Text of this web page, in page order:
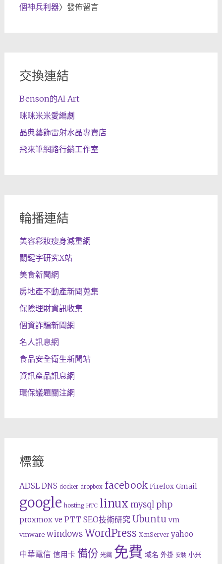
個神兵利器〉發佈留言
交換連結
Benson的AI Art
咪咪米米愛編劇
晶典藝飾雷射水晶專賣店
飛來筆網路行銷工作室
輪播連結
美容彩妝瘦身減重網
關鍵字研究X站
美食新聞網
房地產不動產新聞蒐集
保險理財資訊收集
個資詐騙新聞網
名人訊息網
食品安全衛生新聞站
資訊產品訊息網
環保議題關注網
標籤
ADSL DNS docker dropbox facebook Firefox Gmail
google hosting HTC linux mysql php
proxmox ve PTT SEO技術研究 Ubuntu vm
vmware windows WordPress XenServer yahoo
中華電信 信用卡 備份 光纖 免費 域名 外掛 安裝 小米